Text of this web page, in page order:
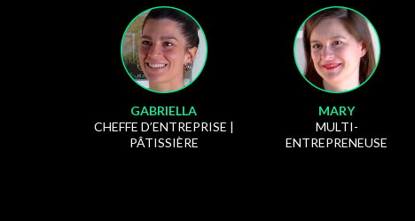
GABRIELLA
CHEFFE D’ENTREPRISE |
PÂTISSIÈRE
MARY
MULTI-
ENTREPRENEUSE